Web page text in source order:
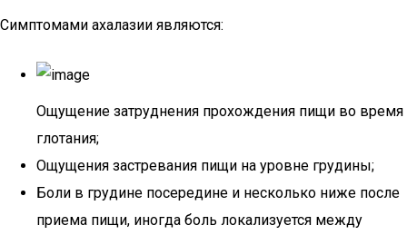
Симптомами ахалазии являются:
Ощущение затруднения прохождения пищи во время
глотания;
Ощущения застревания пищи на уровне грудины;
Боли в грудине посередине и несколько ниже после
приема пищи, иногда боль локализуется между